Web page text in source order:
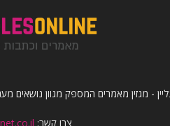
- מגזין מאמרים המספק מגוון נושאים
צרו קשר: